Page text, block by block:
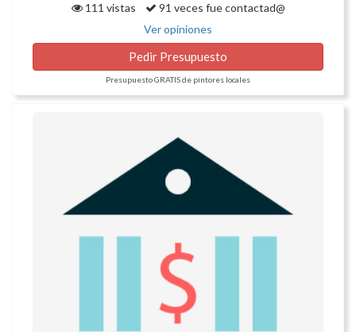
111 vistas
91 veces fue contactad@
Ver opiniones
Pedir Presupuesto
Presupuesto GRATIS de pintores locales